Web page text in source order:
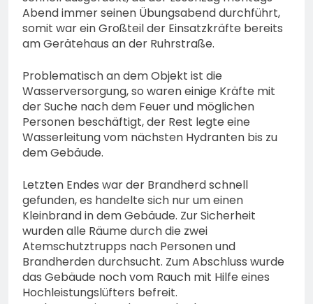
Abend immer seinen Übungsabend durchführt,
somit war ein Großteil der Einsatzkräfte bereits
am Gerätehaus an der Ruhrstraße.
Problematisch an dem Objekt ist die
Wasserversorgung, so waren einige Kräfte mit
der Suche nach dem Feuer und möglichen
Personen beschäftigt, der Rest legte eine
Wasserleitung vom nächsten Hydranten bis zu
dem Gebäude.
Letzten Endes war der Brandherd schnell
gefunden, es handelte sich nur um einen
Kleinbrand in dem Gebäude. Zur Sicherheit
wurden alle Räume durch die zwei
Atemschutztrupps nach Personen und
Brandherden durchsucht. Zum Abschluss wurde
das Gebäude noch vom Rauch mit Hilfe eines
Hochleistungslüfters befreit.